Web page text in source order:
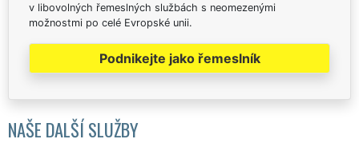
v libovolných řemeslných službách s neomezenými
možnostmi po celé Evropské unii.
Podnikejte jako řemeslník
NAŠE DALŠÍ SLUŽBY